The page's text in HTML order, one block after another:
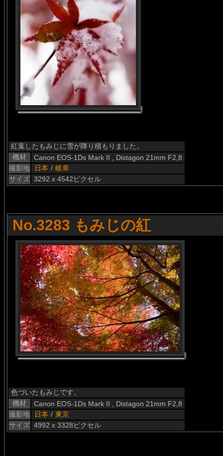
紅葉したもみじに雪が降り積もりました。
機材
Canon EOS-1Ds Mark II , Distagon 21mm F2,8
撮影地
日本 / 岐阜
サイズ 3292 x 4542ピクセル
No.3283 もみじの紅
色づいたもみじです。
機材
Canon EOS-1Ds Mark II , Distagon 21mm F2,8
撮影地
日本 / 東京
サイズ 4992 x 3328ピクセル